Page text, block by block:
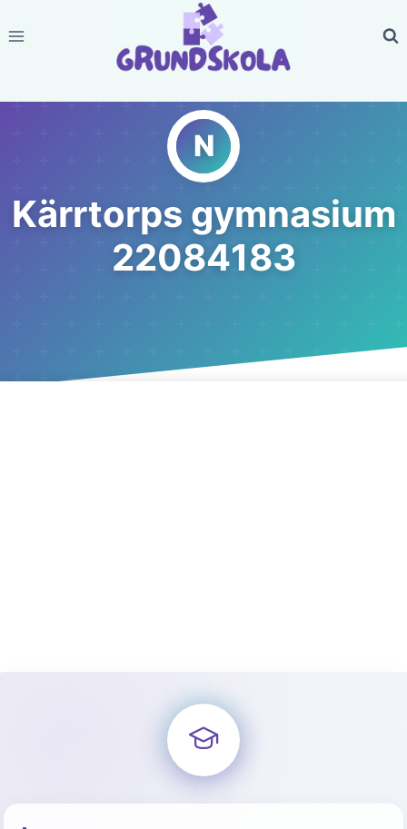
to
Kärrtorps gymnasium
22084183